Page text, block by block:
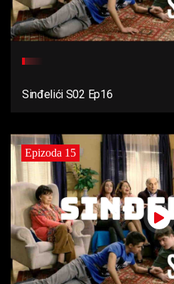
Sinđelići S02 Ep16
Epizoda 15